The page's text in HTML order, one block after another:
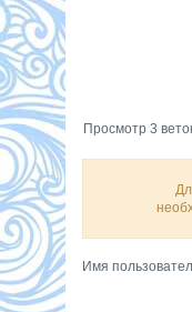
Просмотр 3
Имя